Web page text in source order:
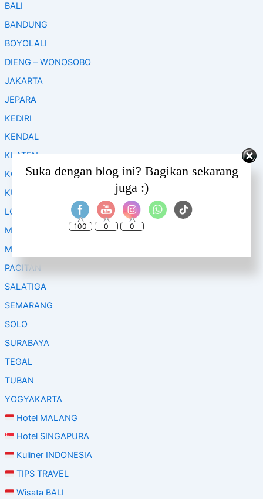
h
f
r
:
BALI
BANDUNG
BOYOLALI
DIENG – WONOSOBO
JAKARTA
JEPARA
KEDIRI
KENDAL
KLATEN
KOPENG
KUDUS
LOMBOK
MAGELANG
MALANG
PACITAN
SALATIGA
SEMARANG
SOLO
SURABAYA
TEGAL
TUBAN
YOGYAKARTA
Hotel MALANG
Hotel SINGAPURA
Kuliner INDONESIA
TIPS TRAVEL
Wisata BALI
Suka dengan blog ini? Bagikan sekarang
juga :)
100 0
Set Youtube Channel ID
0